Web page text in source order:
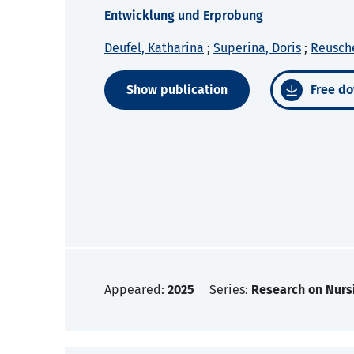
Entwicklung und Erprobung
Deufel, Katharina ; Superina, Doris ;
Show publication Free
Appeared: 2025 Series: Research on